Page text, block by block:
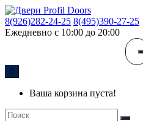
8(926)282-24-25 8(495)390-27-25
Ежедневно с 10:00 до 20:00
0
Ваша корзина пуста!